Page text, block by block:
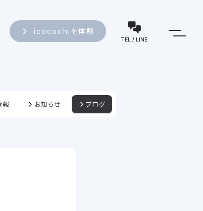
TEL / LINE
icocochiを体験
報 お知らせ ブログ